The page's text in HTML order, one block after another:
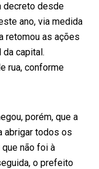
decreto desde
ano, via medida
retomou as ações
capital.
rua, conforme
porém, que a
abrigar todos os
não foi à
o prefeito